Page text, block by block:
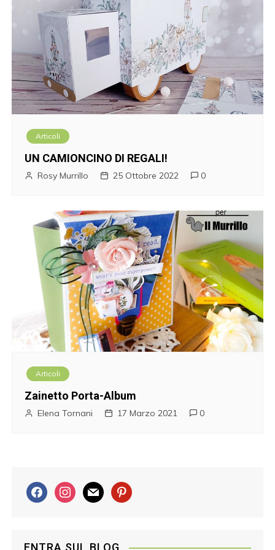
Articoli
UN CAMIONCINO DI REGALI!
Rosy Murrillo 25 Ottobre 2022 0
Articoli
Zainetto Porta-Album
Elena Tornani 17 Marzo 2021 0
f
a
i
n
m
a
p
ENTRA SUL BLOG